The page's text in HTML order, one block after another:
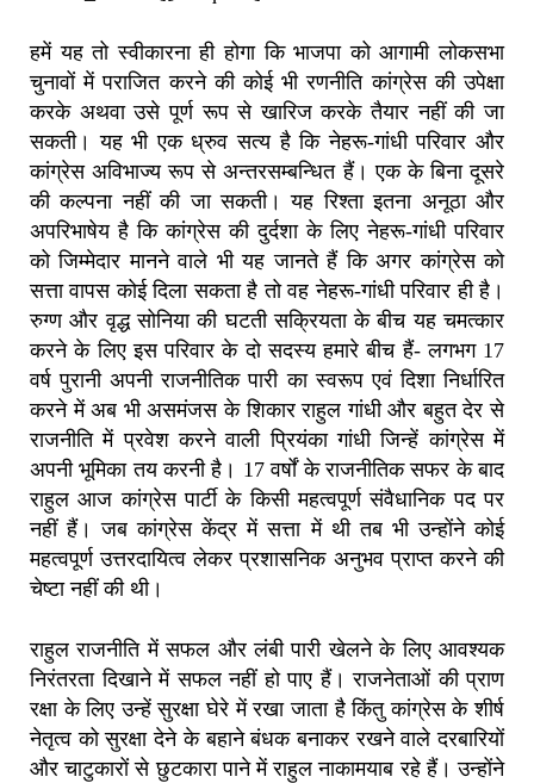
हमें यह तो स्वीकारना ही होगा कि भाजपा को आगामी लोकसभा
चुनावों में पराजित करने की कोई भी रणनीति कांग्रेस की उपेक्षा
करके अथवा उसे पूर्ण रूप से खारिज करके तैयार नहीं की जा
सकती। यह भी एक ध्रुव सत्य है कि नेहरू-गांधी परिवार और
कांग्रेस अविभाज्य रूप से अन्तरसम्बन्धित हैं। एक के बिना दूसरे
की कल्पना नहीं की जा सकती। यह रिश्ता इतना अनूठा और
अपरिभाषेय है कि कांग्रेस की दुर्दशा के लिए नेहरू-गांधी परिवार
को जिम्मेदार मानने वाले भी यह जानते हैं कि अगर कांग्रेस को
सत्ता वापस कोई दिला सकता है तो वह नेहरू-गांधी परिवार ही है।
रुग्ण और वृद्ध सोनिया की घटती सक्रियता के बीच यह चमत्कार
करने के लिए इस परिवार के दो सदस्य हमारे बीच हैं- लगभग 17
वर्ष पुरानी अपनी राजनीतिक पारी का स्वरूप एवं दिशा निर्धारित
करने में अब भी असमंजस के शिकार राहुल गांधी और बहुत देर से
राजनीति में प्रवेश करने वाली प्रियंका गांधी जिन्हें कांग्रेस में
अपनी भूमिका तय करनी है। 17 वर्षों के राजनीतिक सफर के बाद
राहुल आज कांग्रेस पार्टी के किसी महत्वपूर्ण संवैधानिक पद पर
नहीं हैं। जब कांग्रेस केंद्र में सत्ता में थी तब भी उन्होंने कोई
महत्वपूर्ण उत्तरदायित्व लेकर प्रशासनिक अनुभव प्राप्त करने की
चेष्टा नहीं की थी।
राहुल राजनीति में सफल और लंबी पारी खेलने के लिए आवश्यक
निरंतरता दिखाने में सफल नहीं हो पाए हैं। राजनेताओं की प्राण
रक्षा के लिए उन्हें सुरक्षा घेरे में रखा जाता है किंतु कांग्रेस के शीर्ष
नेतृत्व को सुरक्षा देने के बहाने बंधक बनाकर रखने वाले दरबारियों
और चाटुकारों से छुटकारा पाने में राहुल नाकामयाब रहे हैं। उन्होंने